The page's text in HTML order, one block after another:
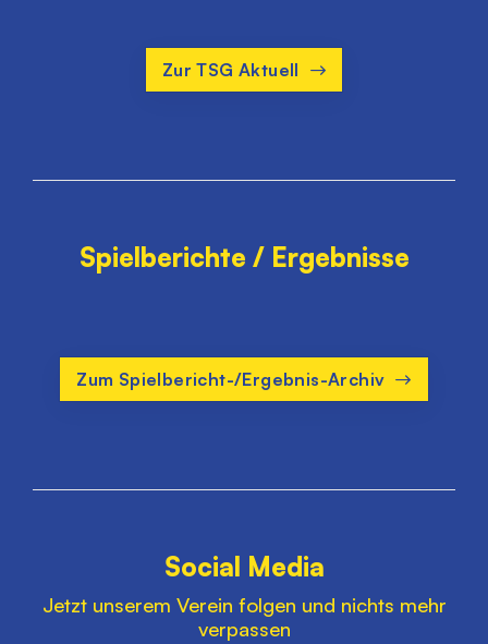
Zur TSG Aktuell
Spielberichte / Ergebnisse
Zum Spielbericht-/Ergebnis-Archiv
Social Media
Jetzt unserem Verein folgen und nichts mehr
verpassen